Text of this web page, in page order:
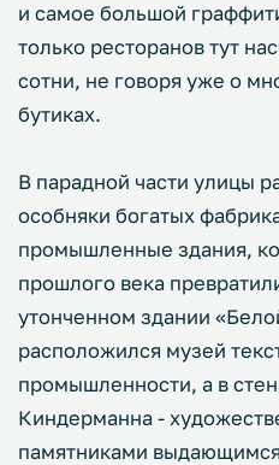
и самое большой
только ресторанов тут
сотни, не говоря уже о
бутиках.
В парадной части улицы
особняки богатых
промышленные здания,
прошлого века
утонченном здании
расположился музей
промышленности, а в
Киндерманна -
памятниками